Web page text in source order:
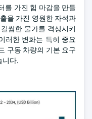
를 가진 힘 마감을 만들
을 가진 영원한 자석과
쌈한 물가를 격상시키
러한 변화는 특히 중요
구동 차량의 기본 요구
니다.